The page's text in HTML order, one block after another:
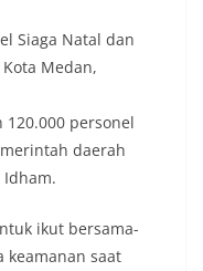
Siaga Natal dan
Medan,
personel
daerah
Idham.
ikut bersama-
keamanan saat